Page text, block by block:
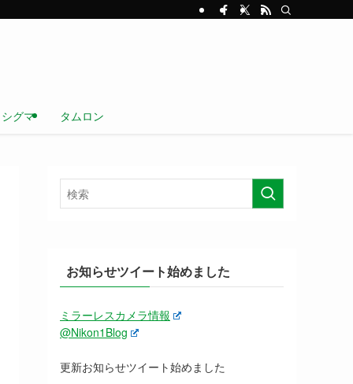
シグマ タムロン
お知らせツイート始めました
ミラーレスカメラ情報
@Nikon1Blog
更新お知らせツイート始めました